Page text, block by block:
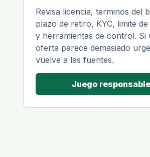
Revisa licencia, terminos del
plazo de retiro, KYC, limite
y herramientas de control. Si
oferta parece demasiado
vuelve a las fuentes.
Juego responsable